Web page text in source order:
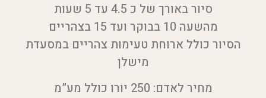
סיור באורך של כ 4.5 עד 5 שעות
מהשעה 10 בבוקר ועד 15 בצהריים
הסיור כולל ארוחת טעימות צהריים במסעדת
מישלן
מחיר לאדם: 250 יורו כולל מע”מ